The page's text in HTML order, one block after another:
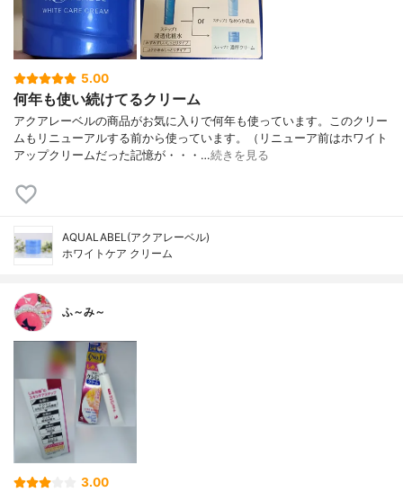
5.00
何年も使い続けてるクリーム
アクアレーベルの商品がお気に入りで何年も使っています。このクリー
ムもリニューアルする前から使っています。（リニューア前はホワイト
アップクリームだった記憶が・・・…続きを見る
AQUALABEL(アクアレーベル)
ホワイトケア クリーム
ふ～み～
3.00